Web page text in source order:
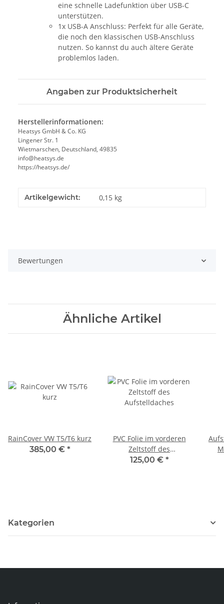
eine schnelle Ladefunktion über USB-C
unterstützen.
1x USB-A Anschluss: Perfekt für alle Geräte,
die noch den klassischen USB-Anschluss
nutzen. So kannst du auch ältere Geräte
problemlos laden.
Angaben zur Produktsicherheit
Herstellerinformationen:
Heatsys GmbH & Co. KG
Lingener Str. 1
Wietmarschen, Deutschland, 49835
info@heatsys.de
https://heatsys.de/
Artikelgewicht: 0,15 kg
Bewertungen
Ähnliche Artikel
RainCover VW T5/T6 kurz
385,00 € *
PVC Folie im vorderen
Zeltstoff des
Aufstelldaches
125,00 € *
Kategorien